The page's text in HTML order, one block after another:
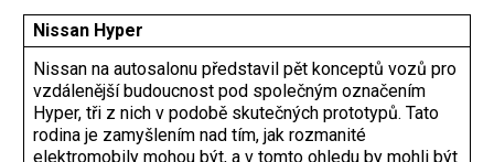
Nissan Hyper
Nissan na autosalonu představil pět konceptů vozů pro
vzdálenější budoucnost pod společným označením
Hyper, tři z nich v podobě skutečných prototypů. Tato
rodina je zamyšlením nad tím, jak rozmanité
elektromobily mohou být, a v tomto ohledu by mohli být